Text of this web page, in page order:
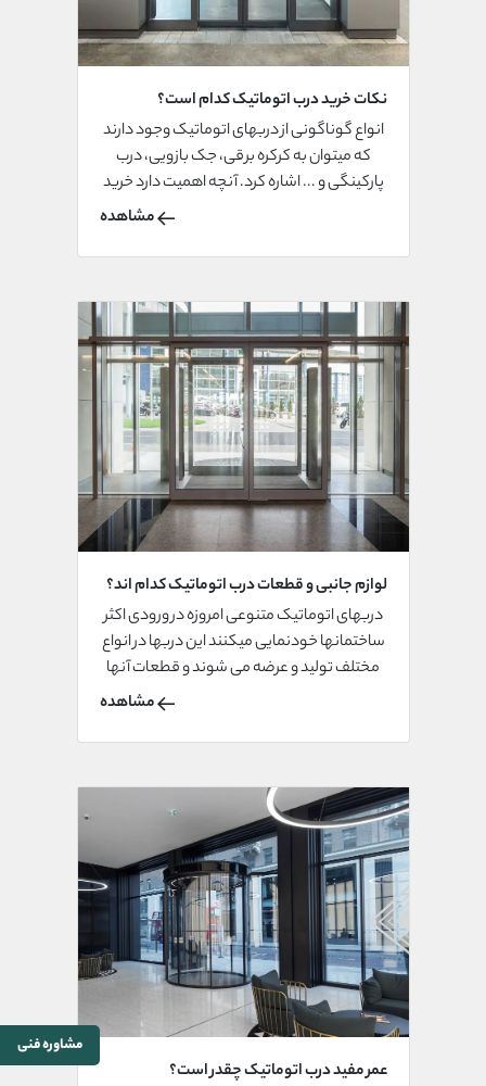
مشاوره فنی
نکات خرید درب اتوماتیک کدام است؟
انواع گوناگونی از دربهای اتوماتیک وجود دارند
که میتوان به کرکره برقی، جک بازویی، درب
پارکینگی و ... اشاره کرد. آنچه اهمیت دارد خرید
نوع مناسب درب اتوماتیک با توجه به محل
دربها می باشد.
مشاهده
لوازم جانبی و قطعات درب اتوماتیک کدام اند؟
دربهای اتوماتیک متنوعی امروزه در ورودی اکثر
ساختمانها خودنمایی میکنند این دربها در انواع
مختلف تولید و عرضه می شوند و قطعات آنها
شامل برد، موتور، کلید، حسگر، ریموت و...می
دربهای اتوماتیک اشنا شوید.
مشاهده
عمر مفید درب اتوماتیک چقدر است؟